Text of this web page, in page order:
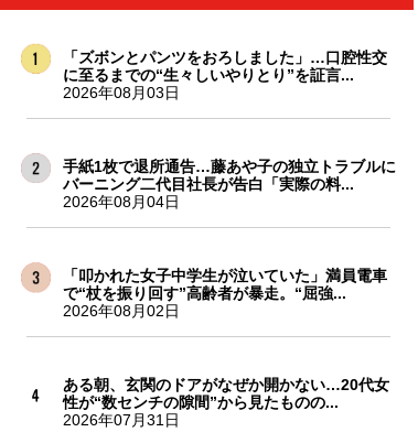
「ズボンとパンツをおろしました」…口腔性交
に至るまでの“生々しいやりとり”を証言...
2026年08月03日
手紙1枚で退所通告…藤あや子の独立トラブルに
バーニング二代目社長が告白「実際の料...
2026年08月04日
「叩かれた女子中学生が泣いていた」満員電車
で“杖を振り回す”高齢者が暴走。“屈強...
2026年08月02日
ある朝、玄関のドアがなぜか開かない…20代女
性が“数センチの隙間”から見たものの...
2026年07月31日